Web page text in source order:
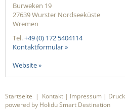
Burweken 19
27639Wurster Nordseeküste
Wremen
Tel. +49 (0) 172 5404114
Kontaktformular »
Website »
Startseite | Kontakt | Impressum |
powered by Holidu Smart Destination